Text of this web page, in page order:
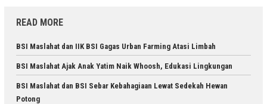
READ MORE
BSI Maslahat dan IIK BSI Gagas Urban Farming Atasi Limbah
BSI Maslahat Ajak Anak Yatim Naik Whoosh, Edukasi Lingkungan
BSI Maslahat dan BSI Sebar Kebahagiaan Lewat Sedekah Hewan
Potong